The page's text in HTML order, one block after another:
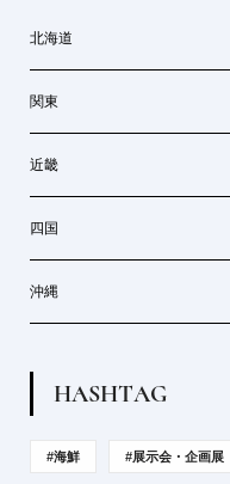
北海道
関東
近畿
四国
沖縄
HASHTAG
#海鮮 #展示会・企画展